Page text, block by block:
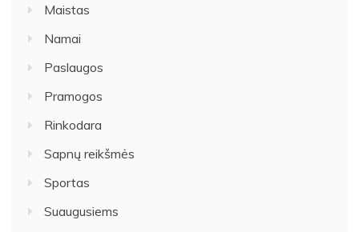
Maistas
Namai
Paslaugos
Pramogos
Rinkodara
Sapnų reikšmės
Sportas
Suaugusiems